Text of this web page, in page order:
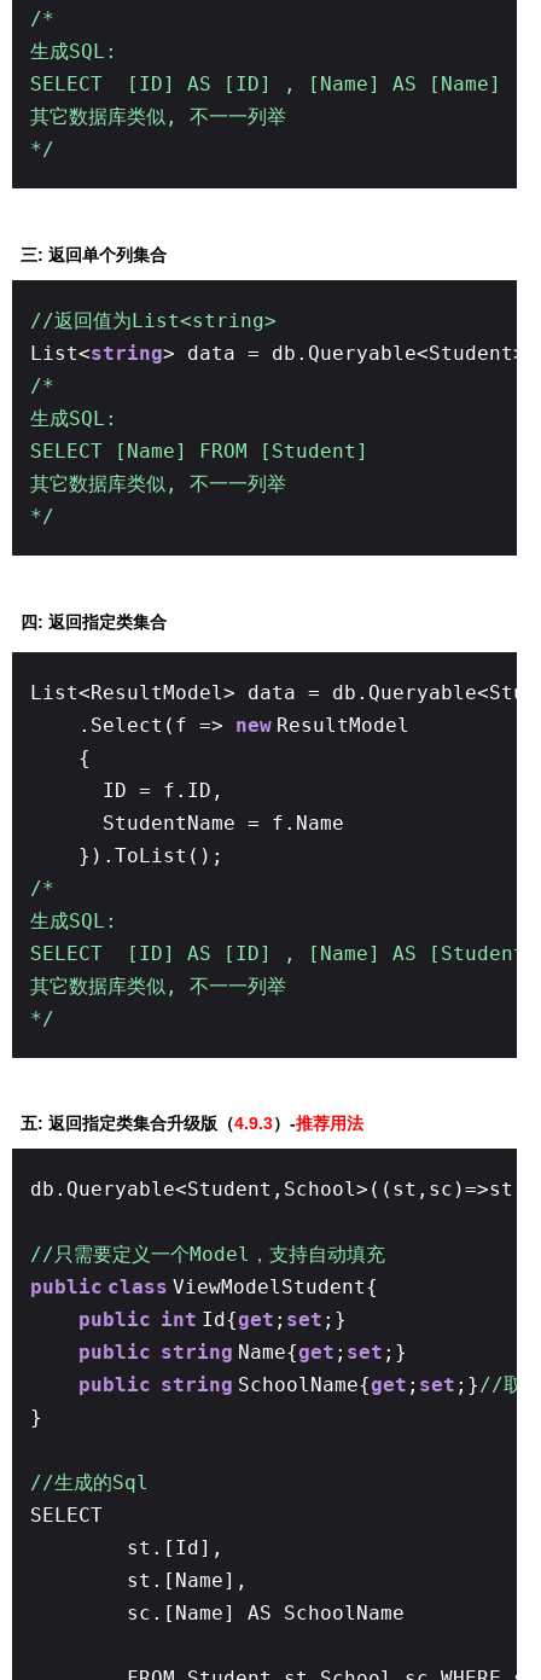
/*
生成SQL:
SELECT [ID] AS [ID] , [Name] AS [Name]
其它数据库类似, 不一一列举
*/
三: 返回单个列集合
//返回值为List<string>
List<string> data =
/*
生成SQL:
SELECT [Name] FROM [Student]
其它数据库类似, 不一一列举
*/
四: 返回指定类集合
List<ResultModel> data =
.Select(f => new ResultModel
{
ID = f.ID,
StudentName = f.Name
}).ToList();
/*
生成SQL:
SELECT [ID] AS [ID] , [Name] AS
其它数据库类似, 不一一列举
*/
五: 返回指定类集合升级版（4.9.3）-推荐用法
//只需要定义一个Model，支持自动填充
public class ViewModelStudent{
public int Id{get ; set ;}
public string Name{get ; set ;}
public string SchoolName{get ; set ;} //取名
}
//生成的Sql
SELECT
st.[Id],
st.[Name],
sc.[Name] AS SchoolName